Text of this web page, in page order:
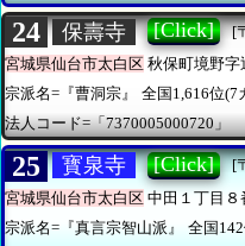
24 保壽寺 [Click]
[
宮城県仙台市太白区 秋保町境野字
宗派名=『曹洞宗』
全国1,616位(7
法人コード=「7370005000720」
25 寳泉寺 [Click]
[
宮城県仙台市太白区 中田１丁目８
宗派名=『真言宗智山派』
全国